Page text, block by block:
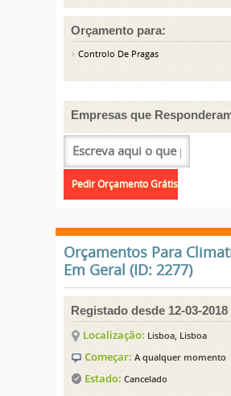
Orçamento para:
Controlo De Pragas
Empresas que
Orçamentos Para
Em Geral (ID: 2277)
Registado desde 12-03-2018
Localização: Lisboa, Lisboa
Começar: A qualquer momento
Estado: Cancelado